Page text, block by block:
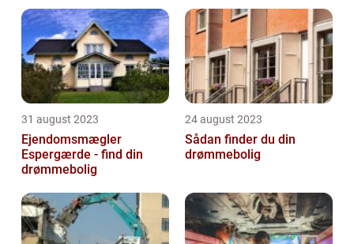
31 august 2023
Ejendomsmægler
Espergærde - find din
drømmebolig
24 august 2023
Sådan finder du din
drømmebolig